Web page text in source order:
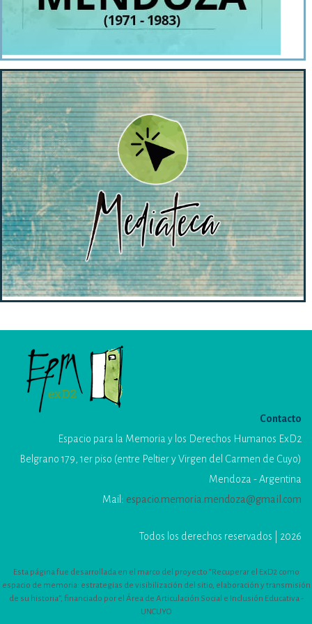
Contacto
Espacio para la Memoria y los Derechos Humanos ExD2
Belgrano 179, 1er piso (entre Peltier y Virgen del Carmen de Cuyo)
Mendoza - Argentina
Mail: espacio.memoria.mendoza@gmail.com
Todos los derechos reservados | 2026
Esta página fue desarrollada en el marco del proyecto “Recuperar el ExD2 como
espacio de memoria: estrategias de visibilización del sitio, elaboración y transmisión
de su historia”, financiado por el Área de Articulación Social e Inclusión Educativa -
UNCUYO